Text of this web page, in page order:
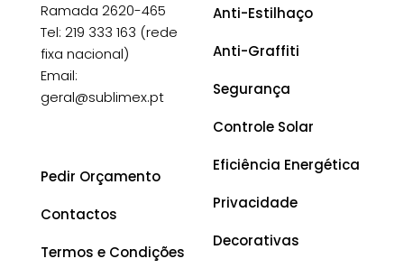
Ramada 2620-465
Tel: 219 333 163 (rede
fixa nacional)
Email:
geral@sublimex.pt
Pedir Orçamento
Contactos
Termos e Condições
Anti-Estilhaço
Anti-Graffiti
Segurança
Controle Solar
Eficiência Energética
Privacidade
Decorativas